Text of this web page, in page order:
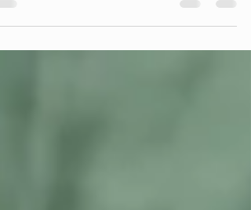
meravasia
7 באפר׳ 2021
זמן קריאה 1 דקות
Weekend Vibes